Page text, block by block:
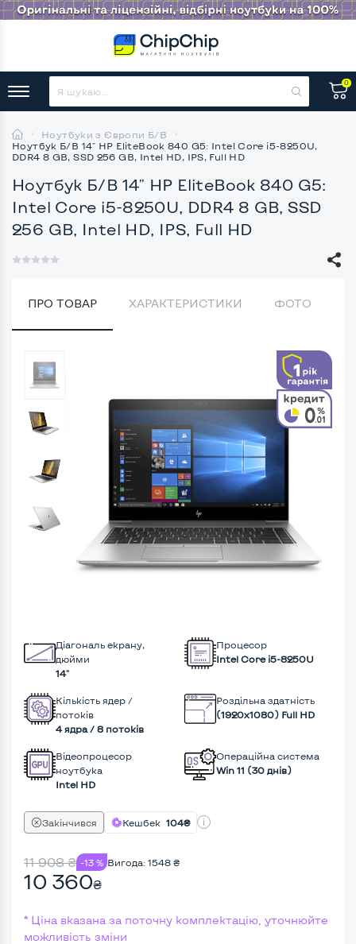
0
Ноутбуки з Європи Б/В
Ноутбук Б/В 14" HP EliteBook 840 G5: Intel Core i5-8250U,
DDR4 8 GB, SSD 256 GB, Intel HD, IPS, Full HD
Ноутбук Б/В 14" HP EliteBook 840 G5:
Intel Core i5-8250U, DDR4 8 GB, SSD
256 GB, Intel HD, IPS, Full HD
ПРО ТОВАР ХАРАКТЕРИСТИКИ ФОТО
Діагональ екрану,
дюйми
14"
Процесор
Intel Core i5-8250U
Кількість ядер /
потоків
4 ядра / 8 потоків
Роздільна здатність
(1920х1080) Full HD
Відеопроцесор
ноутбука
Intel HD
Операційна система
Win 11 (30 днів)
Закінчився Кешбек 104₴
11 908₴ -13 % Вигода: 1548 ₴
10 360₴
* Ціна вказана за поточну комплектацію, уточнюйте
можливість зміни